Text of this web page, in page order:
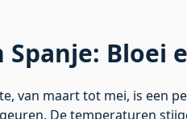
Spanje: Bloei
van maart tot mei, is een
De temperaturen